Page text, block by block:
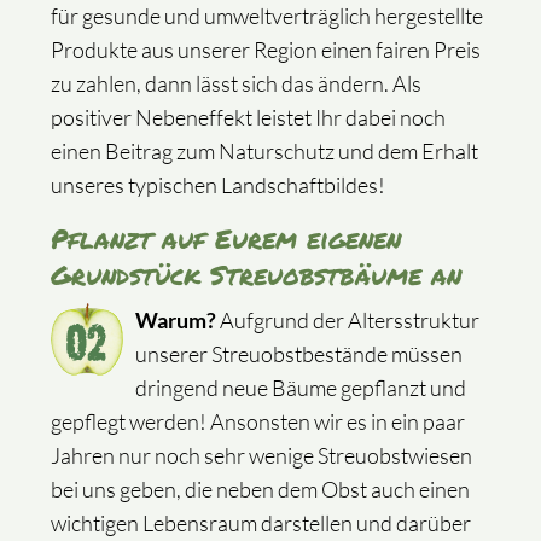
für gesunde und umweltverträglich hergestellte
Produkte aus unserer Region einen fairen Preis
zu zahlen, dann lässt sich das ändern. Als
positiver Nebeneffekt leistet Ihr dabei noch
einen Beitrag zum Naturschutz und dem Erhalt
unseres typischen Landschaftbildes!
Pflanzt auf Eurem eigenen
Grundstück Streuobstbäume an
Warum?Aufgrund der Altersstruktur
unserer Streuobstbestände müssen
dringend neue Bäume gepflanzt und
gepflegt werden! Ansonsten wir es in ein paar
Jahren nur noch sehr wenige Streuobstwiesen
bei uns geben, die neben dem Obst auch einen
wichtigen Lebensraum darstellen und darüber